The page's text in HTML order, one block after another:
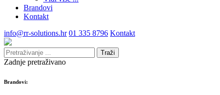
Brandovi
Kontakt
info@rr-solutions.hr 01 335 8796 Kontakt
Traži
Zadnje pretraživano
Brandovi: